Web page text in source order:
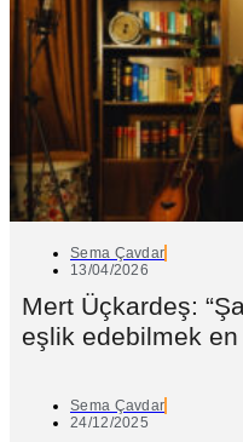
Sema Çavdar
13/04/2026
Mert Üçkardeş:
eşlik edebilmek
Sema Çavdar
24/12/2025